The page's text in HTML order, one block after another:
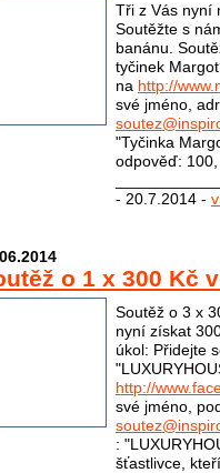
Tři z Vás nyní
Soutěžte s
banánu.
tyčinek
na http://
své jméno,
"Tyčinka
odpověď:
- 20.7.2014 -
o 1 x 300 Kč
Soutěž o 3 x
nyní získat
úkol: Přidejte
http://
své jméno,
:
šťastlivce,